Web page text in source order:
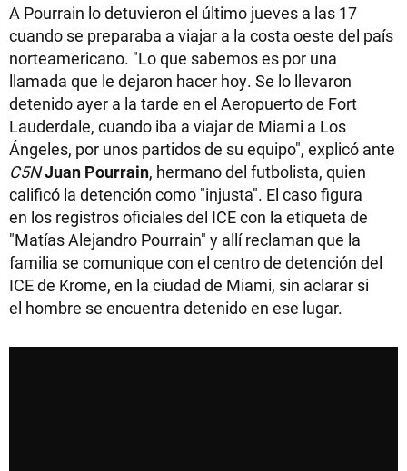
A Pourrain lo detuvieron el último jueves a las 17
cuando se preparaba a viajar a la costa oeste del país
norteamericano. "Lo que sabemos es por una
llamada que le dejaron hacer hoy. Se lo llevaron
detenido ayer a la tarde en el Aeropuerto de Fort
Lauderdale, cuando iba a viajar de Miami a Los
Ángeles, por unos partidos de su equipo", explicó ante
C5NJuan Pourrain, hermano del futbolista, quien
calificó la detención como "injusta". El caso figura
en los registros oficiales del ICE con la etiqueta de
"Matías Alejandro Pourrain" y allí reclaman que la
familia se comunique con el centro de detención del
ICE de Krome, en la ciudad de Miami, sin aclarar si
el hombre se encuentra detenido en ese lugar.